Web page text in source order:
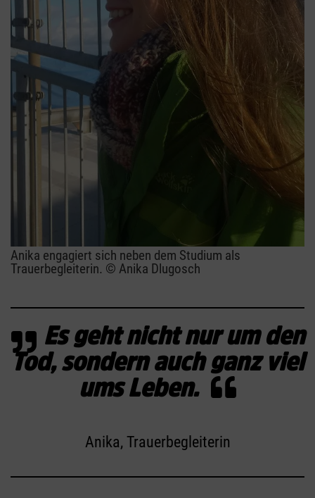
Anika engagiert sich neben dem Studium als
Trauerbegleiterin. © Anika Dlugosch
Es geht nicht nur um den
Tod, sondern auch ganz viel
ums Leben.
Anika, Trauerbegleiterin